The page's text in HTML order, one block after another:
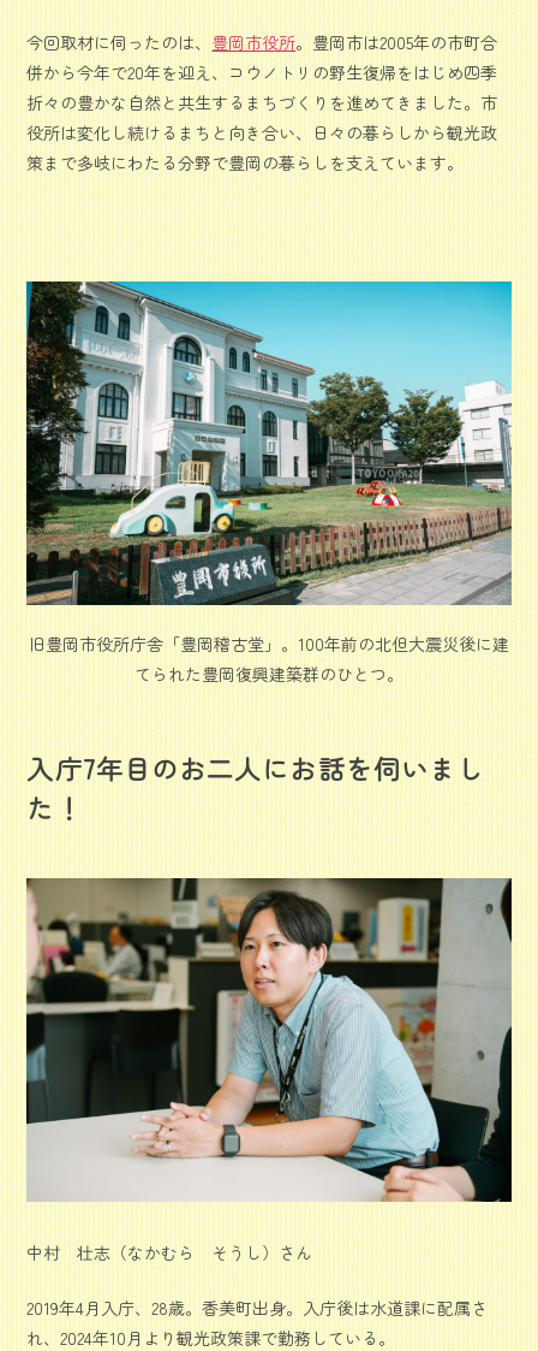
今回取材に伺ったのは、豊岡市役所。豊岡市は2005年の市町合
併から今年で20年を迎え、コウノトリの野生復帰をはじめ四季
折々の豊かな自然と共生するまちづくりを進めてきました。市
役所は変化し続けるまちと向き合い、日々の暮らしから観光政
策まで多岐にわたる分野で豊岡の暮らしを支えています。
旧豊岡市役所庁舎「豊岡稽古堂」。100年前の北但大震災後に建
てられた豊岡復興建築群のひとつ。
入庁7年目のお二人にお話を伺いまし
た！
中村 壮志（なかむら そうし）さん
2019年4月入庁、28歳。香美町出身。入庁後は水道課に配属さ
れ、2024年10月より観光政策課で勤務している。